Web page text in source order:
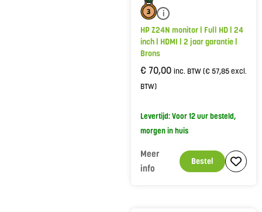
i
HP Z24N monitor | Full HD | 24
inch | HDMI | 2 jaar garantie |
Brons
€ 70,00 inc. BTW (€57,85excl.
BTW)
Levertijd: Voor 12 uur besteld,
morgen in huis
Bestel
Meer
info